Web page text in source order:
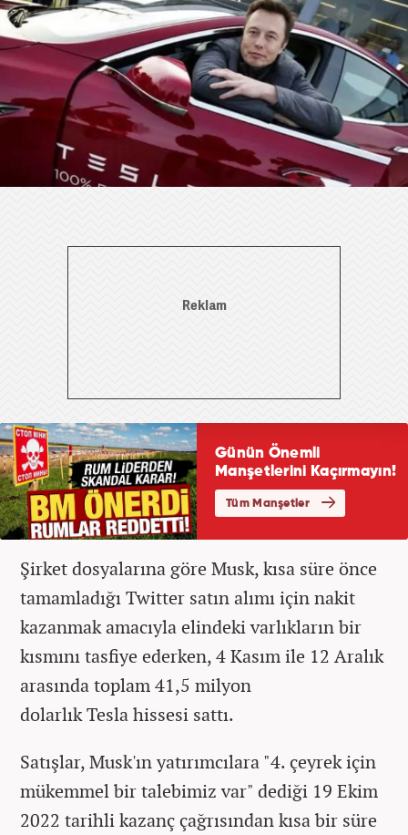
Şirket dosyalarına göre Musk, kısa süre önce
tamamladığı Twitter satın alımı için nakit
kazanmak amacıyla elindeki varlıkların bir
kısmını tasfiye ederken, 4 Kasım ile 12 Aralık
arasında toplam 41,5 milyon
dolarlık Tesla hissesi sattı.
Satışlar, Musk'ın yatırımcılara "4. çeyrek için
mükemmel bir talebimiz var" dediği 19 Ekim
2022 tarihli kazanç çağrısından kısa bir süre